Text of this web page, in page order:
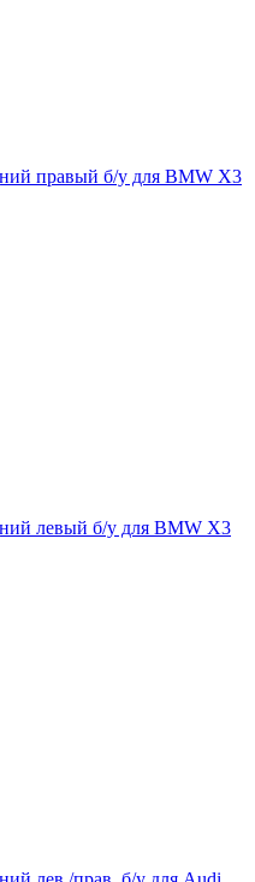
правый б/у для BMW X3
левый б/у для BMW X3